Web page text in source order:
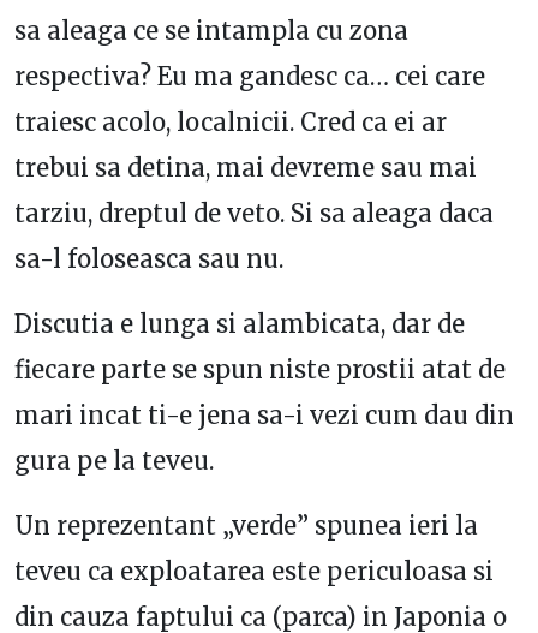
sa aleaga ce se intampla cu zona
respectiva? Eu ma gandesc ca… cei care
traiesc acolo, localnicii. Cred ca ei ar
trebui sa detina, mai devreme sau mai
tarziu, dreptul de veto. Si sa aleaga daca
sa-l foloseasca sau nu.
Discutia e lunga si alambicata, dar de
fiecare parte se spun niste prostii atat de
mari incat ti-e jena sa-i vezi cum dau din
gura pe la teveu.
Un reprezentant „verde” spunea ieri la
teveu ca exploatarea este periculoasa si
din cauza faptului ca (parca) in Japonia o